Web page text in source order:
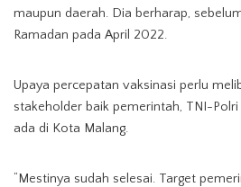
maupun daerah. Dia berharap,
Ramadan pada April 2022.
Upaya percepatan vaksinasi perlu
stakeholder baik pemerintah, TNI-
ada di Kota Malang.
“Mestinya sudah selesai. Target